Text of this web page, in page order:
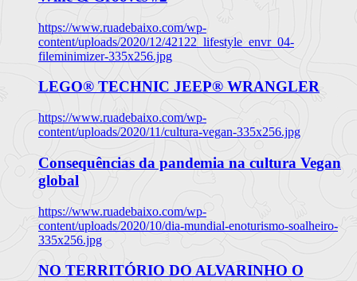
https://www.ruadebaixo.com/wp-
content/uploads/2020/12/42122_lifestyle_envr_04-
fileminimizer-335x256.jpg
LEGO® TECHNIC JEEP® WRANGLER
https://www.ruadebaixo.com/wp-
content/uploads/2020/11/cultura-vegan-335x256.jpg
Consequências da pandemia na cultura Vegan
global
https://www.ruadebaixo.com/wp-
content/uploads/2020/10/dia-mundial-enoturismo-soalheiro-
335x256.jpg
NO TERRITÓRIO DO ALVARINHO O